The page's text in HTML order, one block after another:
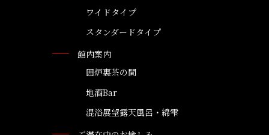
ワイドタイプ
スタンダードタイプ
館内案内
囲炉裏茶の間
地酒Bar
混浴展望露天風呂・綿雫